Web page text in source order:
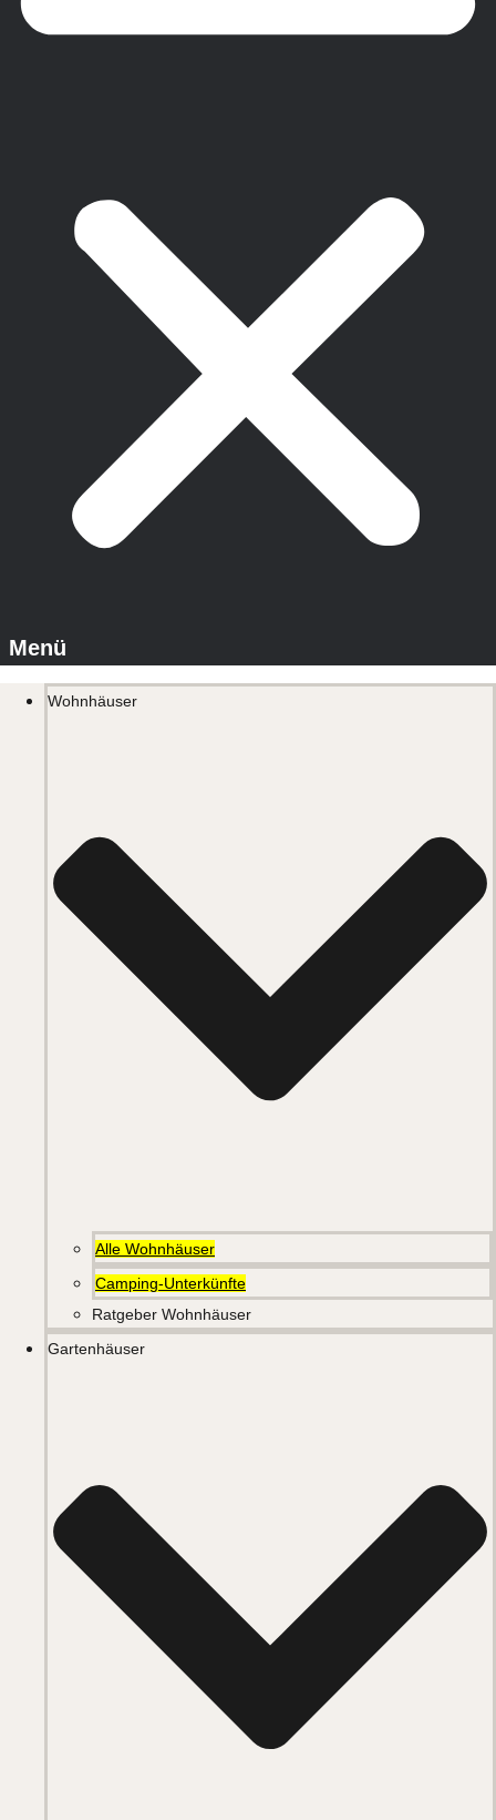
Wohnhäuser
Alle Wohnhäuser
Camping-Unterkünfte
Ratgeber Wohnhäuser
Gartenhäuser